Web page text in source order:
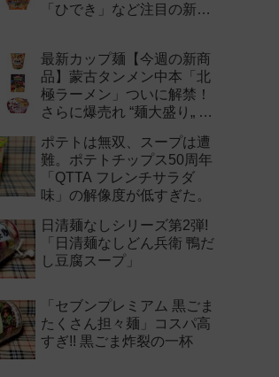
「ひでき」など注目の新作
最新カップ麺【今週の新商
品】蒙古タンメン中本「北
極ラーメン」ついに解禁！
さらに爆売れ “麺大盛り„ シ
作まとめ！
ポテトは無双、スープは遭
難。ポテトチップス50周年
「QTTA フレンチサラダ
味」の解像度が低すぎた。
日清麺なしシリーズ第2弾!
「日清麺なしどん兵衛 鴨だ
し豆腐スープ」
「セブンプレミアム 黒ごま
たくさん担々麺」コスパ高
すぎ!! 黒ごま炸裂の一杯